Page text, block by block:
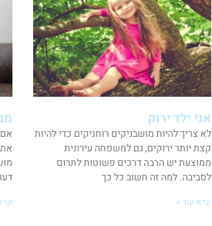
אני ילד ירוק
לא צריך להיות מושבניקים רוחניקים כדי להיות
קצת יותר ירוקים, גם למשפחה עירונית
ממוצעת יש הרבה דרכים פשוטות לתרום
לסביבה. למה זה חשוב כל כך
קרא עוד »